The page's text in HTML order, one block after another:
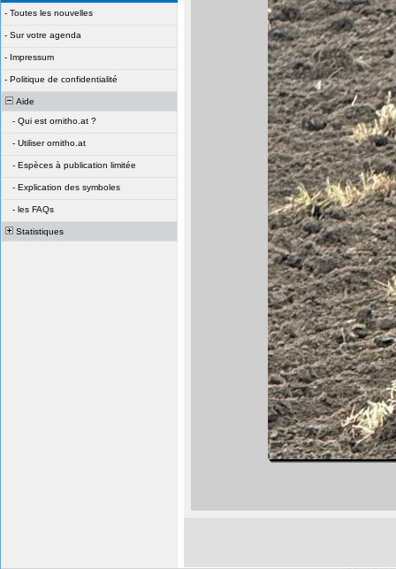
- Toutes les nouvelles
- Sur votre agenda
- Impressum
- Politique de confidentialité
Aide
- Qui est ornitho.at ?
- Utiliser ornitho.at
- Espèces à publication limitée
- Explication des symboles
- les FAQs
Statistiques